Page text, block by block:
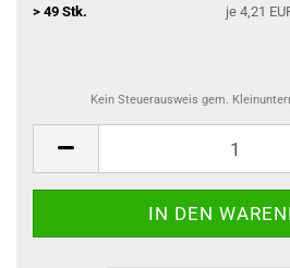
> 49 Stk.
je 4,21
Kein Steuerausweis gem.